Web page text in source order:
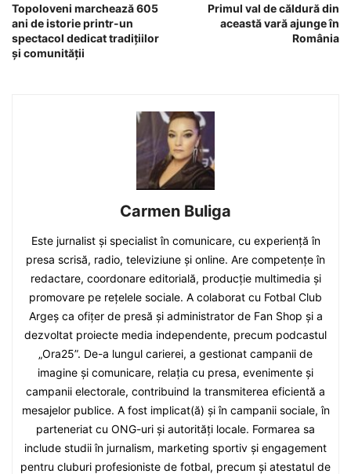
Topoloveni marchează 605
ani de istorie printr-un
spectacol dedicat tradițiilor
și comunității
Primul val de căldură din
această vară ajunge în
România
Carmen Buliga
Este jurnalist și specialist în comunicare, cu experiență în
presa scrisă, radio, televiziune și online. Are competențe în
redactare, coordonare editorială, producție multimedia și
promovare pe rețelele sociale. A colaborat cu Fotbal Club
Argeș ca ofițer de presă și administrator de Fan Shop și a
dezvoltat proiecte media independente, precum podcastul
„Ora25”. De-a lungul carierei, a gestionat campanii de
imagine și comunicare, relația cu presa, evenimente și
campanii electorale, contribuind la transmiterea eficientă a
mesajelor publice. A fost implicat(ă) și în campanii sociale, în
parteneriat cu ONG-uri și autorități locale. Formarea sa
include studii în jurnalism, marketing sportiv și engagement
pentru cluburi profesioniste de fotbal, precum și atestatul de